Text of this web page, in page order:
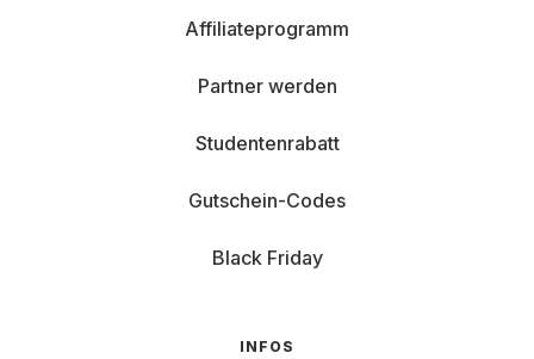
Affiliateprogramm
Partner werden
Studentenrabatt
Gutschein-Codes
Black Friday
INFOS